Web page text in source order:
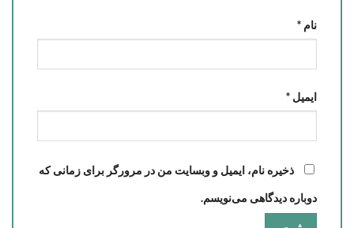
نام *
ایمیل *
ذخیره نام، ایمیل و وبسایت من در مرورگر برای زمانی که
دوباره دیدگاهی می‌نویسم.